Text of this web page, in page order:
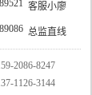
客服小廖
总监直线
2086-8247
1126-3144